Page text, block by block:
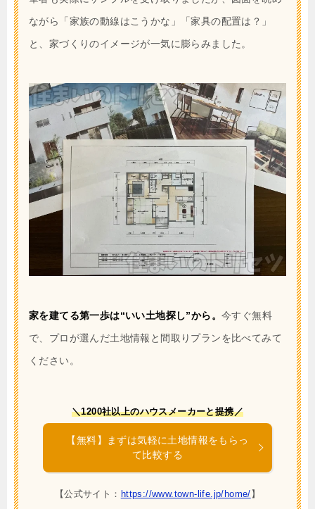
ながら「家族の動線はこうかな」「家具の配置は？」
と、家づくりのイメージが一気に膨らみました。
家を建てる第一歩は“いい土地探し”から。 今すぐ無料
で、プロが選んだ土地情報と間取りプランを比べてみて
ください。
＼1200社以上のハウスメーカーと提携／
【無料】まずは気軽に土地情報をもらっ
て比較する
【公式サイト： https://www.town-life.jp/home/ 】